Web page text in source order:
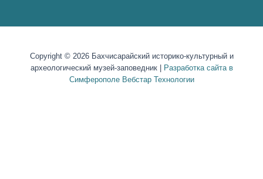
Copyright © 2026 Бахчисарайский историко-культурный и
археологический музей-заповедник |
Разработка сайта в
Симферополе Вебстар Технологии